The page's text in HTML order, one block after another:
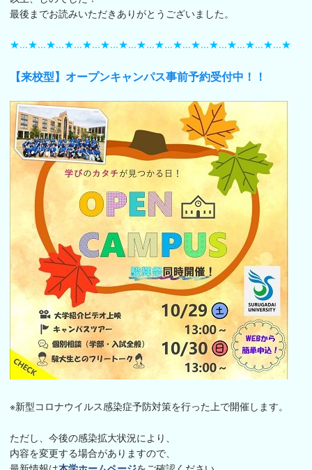
最後までお読みいただきありがとうございました。
★...★...★...★...★...★...★...★...★...★...★...★...★...★...★...★
【来校型】オープンキャンパス事前予約受付中！！
※新型コロナウイルス感染症予防対策を行った上で開催します。
ただし、今後の感染拡大状況により、
内容を変更する場合がありますので、